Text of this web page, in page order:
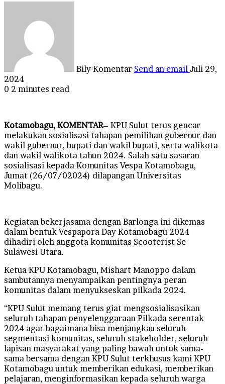
Bily Komentar Send an email Juli 29,
2024
0 2 minutes read
Kotamobagu, KOMENTAR– KPU Sulut terus gencar
melakukan sosialisasi tahapan pemilihan gubernur dan
wakil gubernur, bupati dan wakil bupati, serta walikota
dan wakil walikota tahun 2024. Salah satu sasaran
sosialisasi kepada Komunitas Vespa Kotamobagu,
Jumat (26/07/02024) dilapangan Universitas
Molibagu.
Kegiatan bekerjasama dengan Barlonga ini dikemas
dalam bentuk Vespapora Day Kotamobagu 2024
dihadiri oleh anggota komunitas Scooterist Se-
Sulawesi Utara.
Ketua KPU Kotamobagu, Mishart Manoppo dalam
sambutannya menyampaikan pentingnya peran
komunitas dalam menyukseskan pilkada 2024.
“KPU Sulut memang terus giat mengsosialisasikan
seluruh tahapan penyelenggaraan Pilkada serentak
2024 agar bagaimana bisa menjangkau seluruh
segmentasi komunitas, seluruh stakeholder, seluruh
lapisan masyarakat yang paling bawah untuk sama-
sama bersama dengan KPU Sulut terkhusus kami KPU
Kotamobagu untuk memberikan edukasi, memberikan
pelajaran, menginformasikan kepada seluruh warga